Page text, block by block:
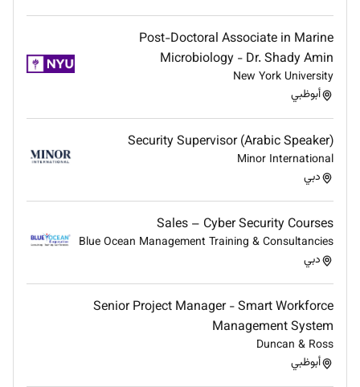
Post-Doctoral Associate in Marine
Microbiology - Dr. Shady Amin
New York University
أبوظبي
Security Supervisor (Arabic Speaker)
Minor International
دبي
Sales – Cyber Security Courses
Blue Ocean Management Training & Consultancies
دبي
Senior Project Manager - Smart Workforce
Management System
Duncan & Ross
أبوظبي